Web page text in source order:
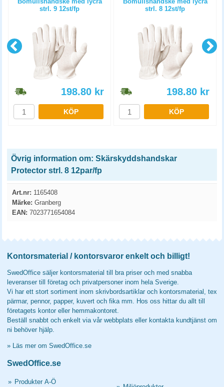
strl. 9 12st/fp
198.80 kr
KÖP
strl. 8 12st/fp
198.80 kr
KÖP
Övrig information om: Skärskyddshandskar
Protector strl. 8 12par/fp
Art.nr: 1165408
Märke: Granberg
EAN: 7023771654084
Kontorsmaterial / kontorsvaror enkelt och billigt!
SwedOffice säljer kontorsmaterial till bra priser och med snabba
leveranser till företag och privatpersoner inom hela Sverige.
Vi har ett stort sortiment inom skrivbordsartiklar och kontorsmaterial, tex
pärmar, pennor, papper, kuvert och fika mm. Hos oss hittar du allt till
företagets kontor eller hemmakontoret.
Beställ snabbt och enkelt via vår webbplats eller kontakta kundtjänst om
ni behöver hjälp.
» Läs mer om SwedOffice.se
SwedOffice.se
» Produkter A-Ö